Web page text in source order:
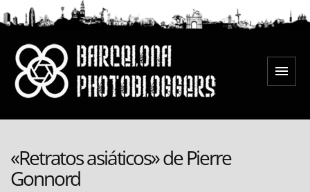
al
Menú
«Retratos asiáticos» de Pierre
Gonnord